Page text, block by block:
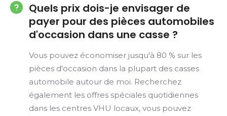
Quels prix dois-je envisager de
payer pour des pièces automobiles
d'occasion dans une casse ?
Vous pouvez économiser jusqu'à 80 % sur les
pièces d'occasion dans la plupart des casses
automobile autour de moi. Recherchez
également les offres spéciales quotidiennes
dans les centres VHU locaux, vous pouvez